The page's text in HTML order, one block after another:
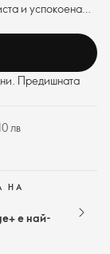
и успокоена
Предишната
лв
НА
е най-